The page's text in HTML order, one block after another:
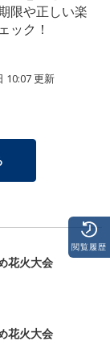
限や正しい楽
ック！
10:07 更新
花火大会
花火大会
閲覧履歴